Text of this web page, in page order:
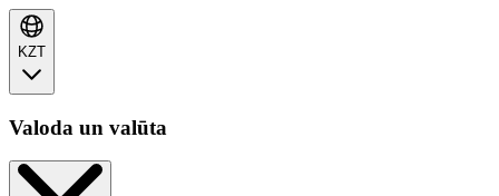
KZT
Valoda un valūta